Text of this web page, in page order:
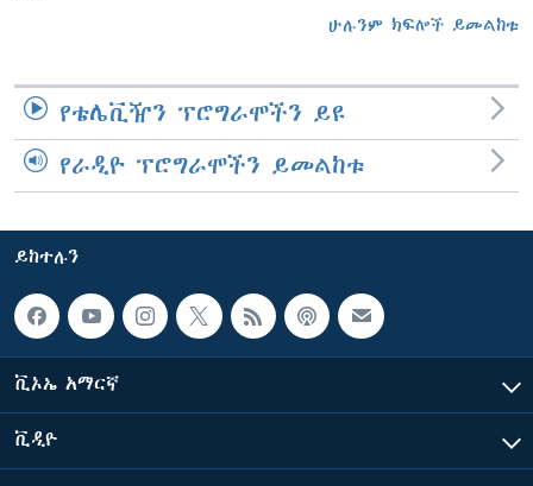
ሁሉንም ክፍሎች ይመልከቱ
የቴሌቪዥን ፕሮግራሞችን ይዩ
የራዲዮ ፕሮግራሞችን ይመልከቱ
ይከተሉን
ቪኦኤ አማርኛ
ቪዲዮ